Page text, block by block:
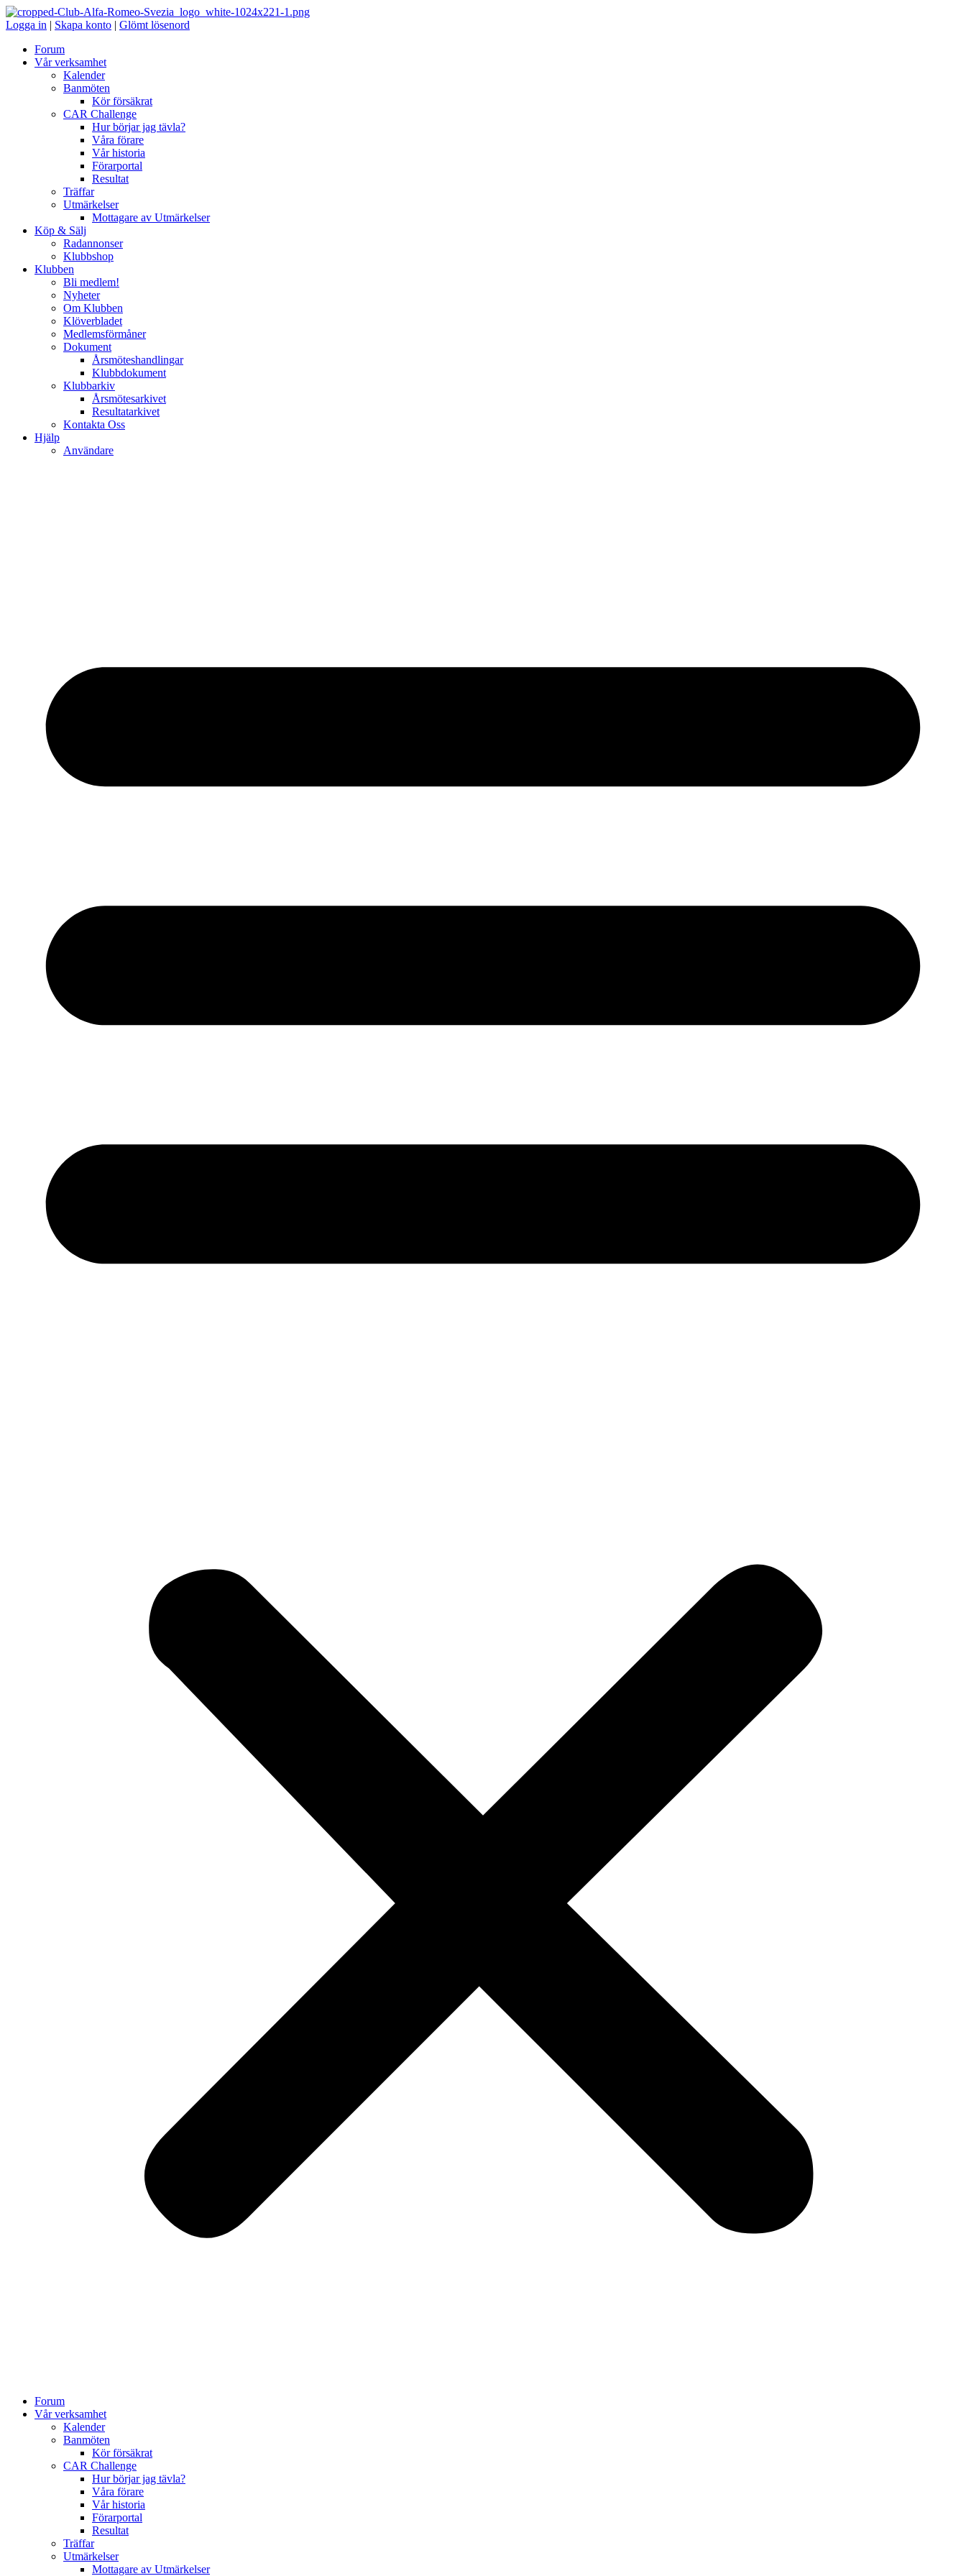
Logga in | Skapa konto | Glömt lösenord
Forum
Vår verksamhet
Kalender
Banmöten
Kör försäkrat
CAR Challenge
Hur börjar jag tävla?
Våra förare
Vår historia
Förarportal
Resultat
Träffar
Utmärkelser
Mottagare av Utmärkelser
Köp & Sälj
Radannonser
Klubbshop
Klubben
Bli medlem!
Nyheter
Om Klubben
Klöverbladet
Medlemsförmåner
Dokument
Årsmöteshandlingar
Klubbdokument
Klubbarkiv
Årsmötesarkivet
Resultatarkivet
Kontakta Oss
Hjälp
Användare
Forum
Vår verksamhet
Kalender
Banmöten
Kör försäkrat
CAR Challenge
Hur börjar jag tävla?
Våra förare
Vår historia
Förarportal
Resultat
Träffar
Utmärkelser
Mottagare av Utmärkelser